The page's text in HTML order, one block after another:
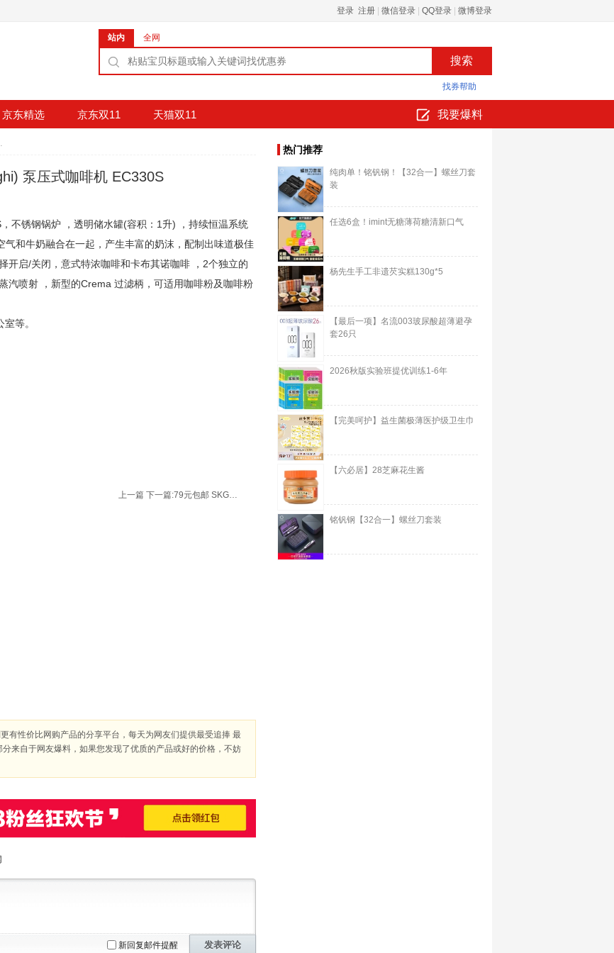
登录 注册 微信登录 QQ登录 微博登录
站内 全网
找券帮助
京东精选 京东双11 天猫双11 我要爆料
机 EC330S
泵压式咖啡机 EC330S
不锈钢锅炉 ，透明储水罐(容积：1升) ，持续恒温系统
气和牛奶融合在一起，产生丰富的奶沫，配制出味道极佳
开启/关闭，意式特浓咖啡和卡布其诺咖啡 ，2个独立的
汽喷射 ，新型的Crema 过滤柄，可适用咖啡粉及咖啡粉
等。
上一篇 下一篇: 79元包邮 SKG豆芽机DY3001
有性价比网购产品的分享平台，每天为网友们提供最受追捧 最
来自于网友爆料，如果您发现了优质的产品或好的价格，不妨
新回复邮件提醒 发表评论
热门推荐
纯肉单！铭钒钢！【32合一】螺丝刀套
装
任选6盒！imint无糖薄荷糖清新口气
杨先生手工非遗芡实糕130g*5
【最后一项】名流003玻尿酸超薄避孕
套26只
2026秋版实验班提优训练1-6年
【完美呵护】益生菌极薄医护级卫生巾
【六必居】28芝麻花生酱
铭钒钢【32合一】螺丝刀套装